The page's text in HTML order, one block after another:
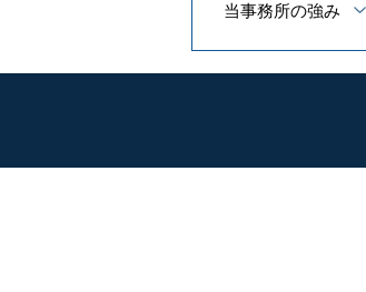
当事務所の強み